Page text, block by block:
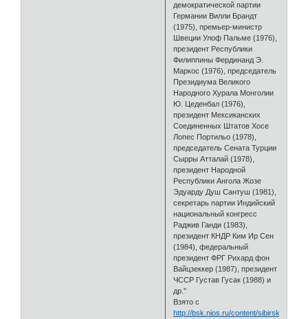
демократической партии
Германии Вилли Брандт
(1975), премьер-министр
Швеции Улоф Пальме (1976),
президент Республики
Филиппины Фердинанд Э.
Маркос (1976), председатель
Президиума Великого
Народного Хурала Монголии
Ю. Цеденбал (1976),
президент Мексиканских
Соединенных Штатов Хосе
Лопес Портильо (1978),
председатель Сената Турции
Сырры Атталай (1978),
президент Народной
Республики Ангола Жозе
Эдуарду Душ Сантуш (1981),
секретарь партии Индийский
национальный конгресс
Раджив Ганди (1983),
президент КНДР Ким Ир Сен
(1984), федеральный
президент ФРГ Рихард фон
Вайцзеккер (1987), президент
ЧССР Густав Гусак (1988) и
др."
Взято с
http://bsk.nios.ru/content/sibirskaya-